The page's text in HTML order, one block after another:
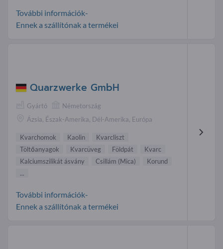
További információk-
Ennek a szállítónak a termékei
Quarzwerke GmbH
Gyártó
Németország
Ázsia, Észak-Amerika, Dél-Amerika, Európa
Kvarchomok Kaolin
Kvarcliszt
Töltőanyagok
Kvarcüveg Földpát
Kvarc
Kalciumszilikát ásvány
Csillám (Mica)
Korund
...
További információk-
Ennek a szállítónak a termékei